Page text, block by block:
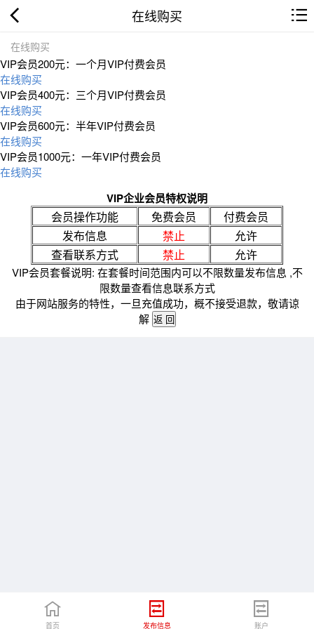
在线购买
在线购买
VIP会员200元：一个月VIP付费会员
在线购买
VIP会员400元：三个月VIP付费会员
在线购买
VIP会员600元：半年VIP付费会员
在线购买
VIP会员1000元：一年VIP付费会员
在线购买
VIP企业会员特权说明
会员操作功能 免费会员
付费会员
发布信息
禁止
允许
查看联系方式
禁止 允许
VIP会员套餐说明: 在套餐时间范围内可以不限数量发布信息 ,不
限数量查看信息联系方式
由于网站服务的特性，一旦充值成功，概不接受退款，敬请谅
解
首页 发布信息 账户